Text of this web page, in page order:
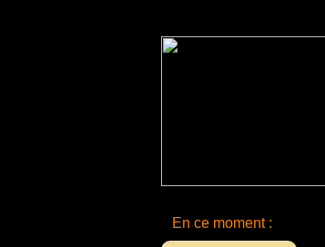
En ce moment :